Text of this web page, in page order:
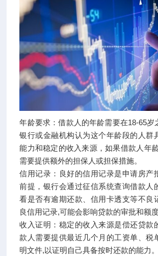
年龄要求：借款人的年龄需要在18-65岁
银行或金融机构认为这个年龄段的人群
能力和稳定的收入来源，如果借款人年
需要提供额外的担保人或担保措施。
信用记录：良好的信用记录是申请房产
前提，银行会通过征信系统查询借款人
看是否有逾期还款、信用卡透支等不良
良信用记录,可能会影响贷款的审批和额度
收入证明：稳定的收入来源是偿还贷款
款人需要提供最近几个月的工资单、税
明文件,以证明自己具备按时还款的能力。